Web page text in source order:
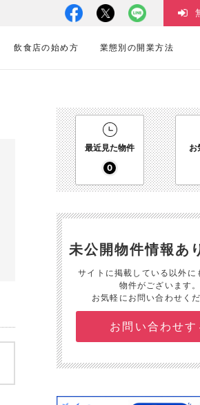
飲食店の始め方 業態別の開業方法
最近見た物件
0
お
未公開物件情報あ
サイトに掲載している以外に
物件がございます。
お気軽にお問い合わせくだ
お問い合わせす